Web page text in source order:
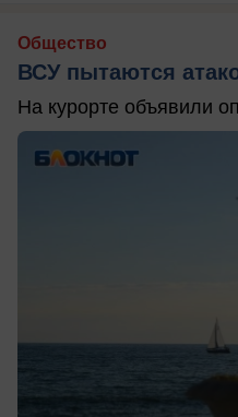
Общество
ВСУ пытаются
На курорте объявили